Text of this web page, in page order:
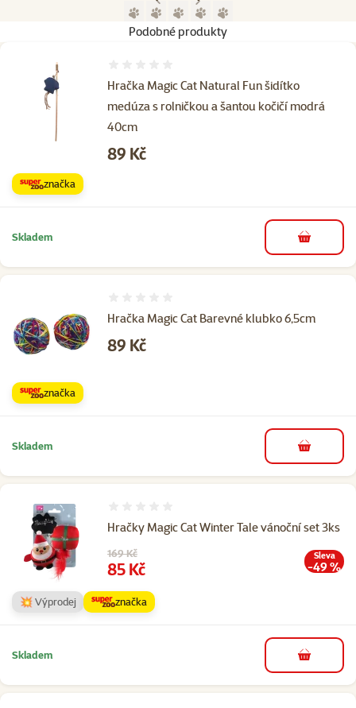
Předchozí stranaNásledující strana
Přejít na stranu 1
Podobné produkty
Hračka Magic Cat Natural Fun šidítko
medúza s rolničkou a šantou kočičí modrá
40cm
Cena
89 Kč
značka
Skladem do košíku
Hračka Magic Cat Barevné klubko 6,5cm
Cena
89 Kč
značka
Skladem do košíku
Hračky Magic Cat Winter Tale vánoční set 3ks
Původní cena
169 Kč
Cena
85 Kč
Sleva
-49 %
💥 Výprodej značka
Skladem do košíku